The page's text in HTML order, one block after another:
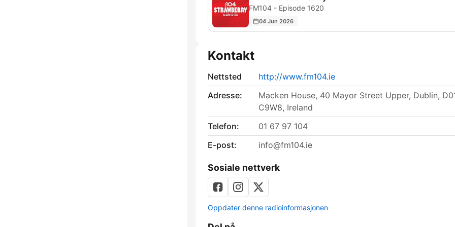
FM104 - Episode 1620
04 Jun 2026
Kontakt
Nettsted
http://www.fm104.ie
Adresse:
Macken House, 40 Mayor Street Upper, Dublin,
C9W8, Ireland
Telefon:
01 67 97 104
E-post:
info@fm104.ie
Sosiale nettverk
Oppdater denne radioinformasjonen